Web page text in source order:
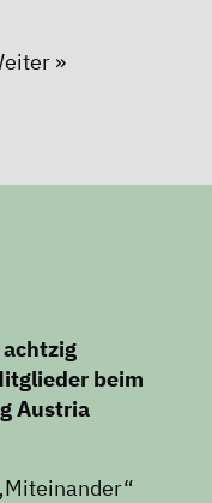
»
beim
Austria